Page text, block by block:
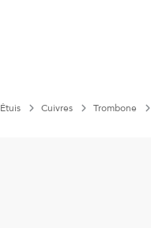
Étuis Cuivres Trombone